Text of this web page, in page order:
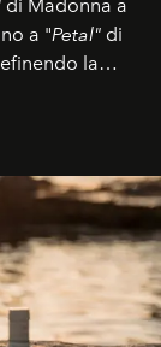
di Madonna a
a "Petal" di
la